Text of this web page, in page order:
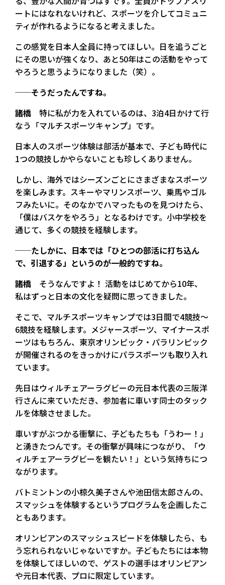
ートにはなれないけれど、スポーツを介してコミュニ
ティが作れるようになると考えました。
この感覚を日本人全員に持ってほしい。日を追うごと
にその思いが強くなり、あと50年はこの活動をやって
やろうと思うようになりました（笑）。
──そうだったんですね。
諸橋 特に私が力を入れているのは、3泊4日かけて行
なう「マルチスポーツキャンプ」です。
日本人のスポーツ体験は部活が基本で、子ども時代に
1つの競技しかやらないことも珍しくありません。
しかし、海外ではシーズンごとにさまざまなスポーツ
を楽しみます。スキーやマリンスポーツ、乗馬やゴル
フみたいに。そのなかでハマったものを見つけたら、
「僕はバスケをやろう」となるわけです。小中学校を
通じて、多くの競技を経験します。
──たしかに、日本では「ひとつの部活に打ち込ん
で、引退する」というのが一般的ですね。
諸橋 そうなんですよ！ 活動をはじめてから10年、
私はずっと日本の文化を疑問に思ってきました。
そこで、マルチスポーツキャンプでは3日間で4競技〜
6競技を経験します。メジャースポーツ、マイナースポ
ーツはもちろん、東京オリンピック・パラリンピック
が開催されるのをきっかけにパラスポーツも取り入れ
ています。
先日はウィルチェアーラグビーの元日本代表の三阪洋
行さんに来ていただき、参加者に車いす同士のタック
ルを体験させました。
車いすがぶつかる衝撃に、子どもたちも「うわー！」
と湧きたつんです。その衝撃が興味につながり、「ウ
ィルチェアーラグビーを観たい！」という気持ちにつ
ながります。
バトミントンの小椋久美子さんや池田信太郎さんの、
スマッシュを体験するというプログラムを企画したこ
ともあります。
オリンピアンのスマッシュスピードを体験したら、も
う忘れられないじゃないですか。子どもたちには本物
を体験してほしいので、ゲストの選手はオリンピアン
や元日本代表、プロに限定しています。